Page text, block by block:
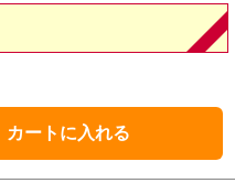
カートに入れる